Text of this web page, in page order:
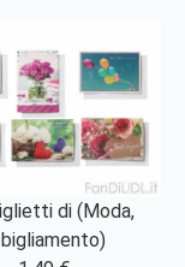
di (Moda,